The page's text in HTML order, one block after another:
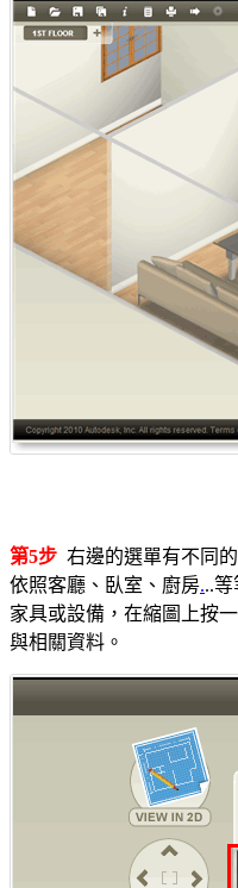
第5步 右邊的選單有不同
依照客廳、臥室、廚房...
家具或設備，在縮圖上按
與相關資料。